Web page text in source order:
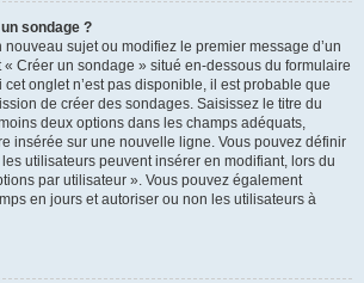
sondage ?
sujet ou modifiez le premier message d’un
« Créer un sondage » situé en-dessous du formulaire
onglet n’est pas disponible, il est probable que
de créer des sondages. Saisissez le titre du
deux options dans les champs adéquats,
insérée sur une nouvelle ligne. Vous pouvez définir
les utilisateurs peuvent insérer en modifiant, lors du
par utilisateur ». Vous pouvez également
en jours et autoriser ou non les utilisateurs à